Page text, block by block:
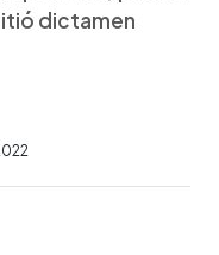
dictamen